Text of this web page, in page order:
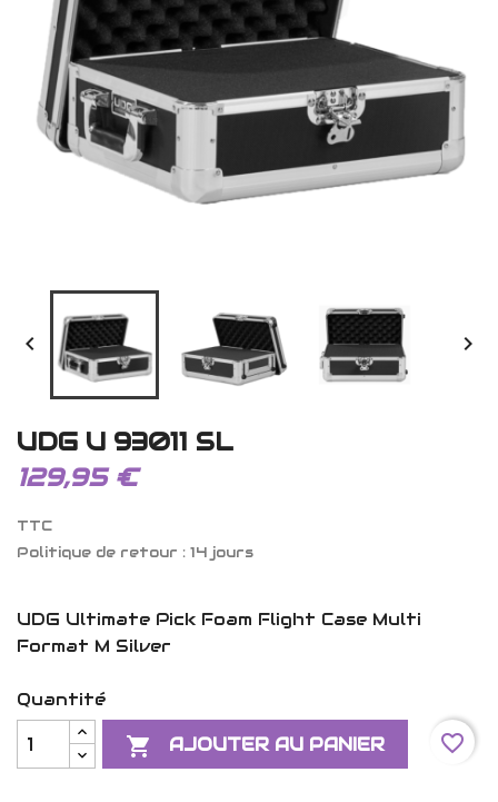
 
UDG U 93011 SL
129,95 €
TTC
Politique de retour : 14 jours
UDG Ultimate Pick Foam Flight Case Multi
Format M Silver
Quantité
 AJOUTER AU PANIER favorite_border